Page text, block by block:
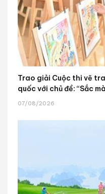
Trao giải Cuộc thi vẽ
quốc với chủ đề: “Sắc
07/08/2026